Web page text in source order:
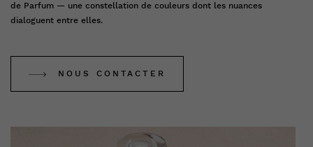
de Parfum — une constellation de couleurs dont les nuances
dialoguent entre elles.
NOUS CONTACTER